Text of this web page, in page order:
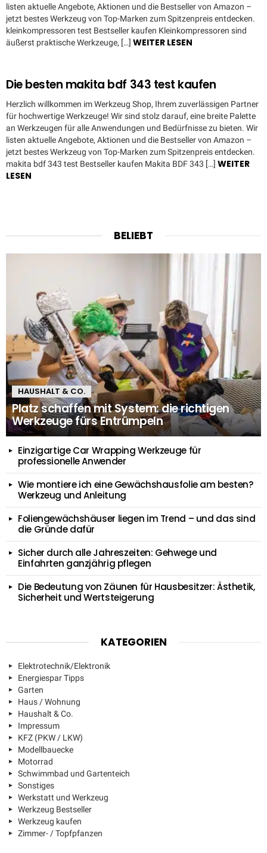
listen aktuelle Angebote, Aktionen und die Bestseller von Amazon –
jetzt bestes Werkzeug von Top-Marken zum Spitzenpreis entdecken.
kleinkompressoren test Bestseller kaufen Kleinkompressoren sind
äußerst praktische Werkzeuge, […] WEITER LESEN
Die besten makita bdf 343 test kaufen
Herzlich willkommen im Werkzeug Shop, Ihrem zuverlässigen Partner
für hochwertige Werkzeuge! Wir sind stolz darauf, eine breite Palette
an Werkzeugen für alle Anwendungen und Bedürfnisse zu bieten. Wir
listen aktuelle Angebote, Aktionen und die Bestseller von Amazon –
jetzt bestes Werkzeug von Top-Marken zum Spitzenpreis entdecken.
makita bdf 343 test Bestseller kaufen Makita BDF 343 […] WEITER
LESEN
BELIEBT
HAUSHALT & CO.
Platz schaffen mit System: die richtigen
Werkzeuge fürs Entrümpeln
Einzigartige Car Wrapping Werkzeuge für
professionelle Anwender
Wie montiere ich eine Gewächshausfolie am besten?
Werkzeug und Anleitung
Foliengewächshäuser liegen im Trend – und das sind
die Gründe dafür
Sicher durch alle Jahreszeiten: Gehwege und
Einfahrten ganzjährig pflegen
Die Bedeutung von Zäunen für Hausbesitzer: Ästhetik,
Sicherheit und Wertsteigerung
KATEGORIEN
Elektrotechnik/Elektronik
Energiespar Tipps
Garten
Haus / Wohnung
Haushalt & Co.
Impressum
KFZ (PKW / LKW)
Modellbauecke
Motorrad
Schwimmbad und Gartenteich
Sonstiges
Werkstatt und Werkzeug
Werkzeug Bestseller
Werkzeug kaufen
Zimmer- / Topfpfanzen